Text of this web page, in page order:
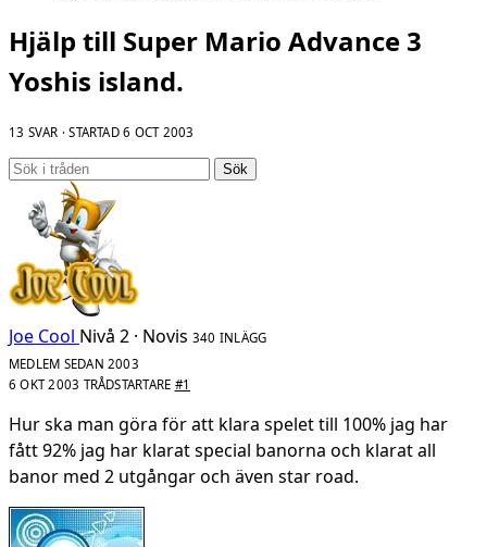
Hjälp till Super Mario Advance 3
Yoshis island.
13 SVAR · STARTAD6 OCT 2003
Sök
Joe Cool Nivå 2 · Novis 340 INLÄGG
MEDLEM SEDAN 2003
6 OKT 2003 TRÅDSTARTARE #1
Hur ska man göra för att klara spelet till 100% jag har
fått 92% jag har klarat special banorna och klarat all
banor med 2 utgångar och även star road.